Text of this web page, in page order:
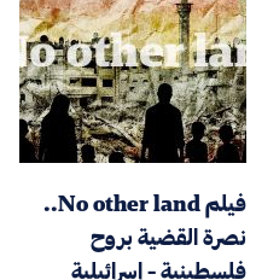
فيلم No other land..
نصرة القضية بروح
فلسطينية - إسرائيلية